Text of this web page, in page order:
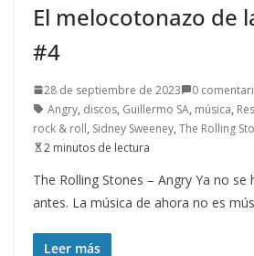
El melocotonazo de
#4
28 de septiembre de 2023
0
Angry, discos, Guillermo SA, música,
rock & roll, Sidney Sweeney, The Rolling
2 minutos de lectura
The Rolling Stones – Angry Ya no
antes. La música de ahora no es
Leer más